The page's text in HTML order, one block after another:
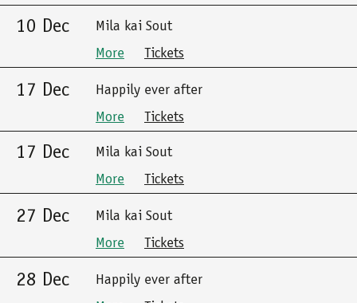
10 Dec
Mila kai Sout
More
Tickets
17 Dec
Happily ever after
More
Tickets
17 Dec
Mila kai Sout
More
Tickets
27 Dec
Mila kai Sout
More
Tickets
28 Dec
Happily ever after